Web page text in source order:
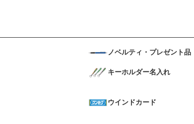
ノベルティ・プレゼント品
キーホルダー名入れ
ウインドカード